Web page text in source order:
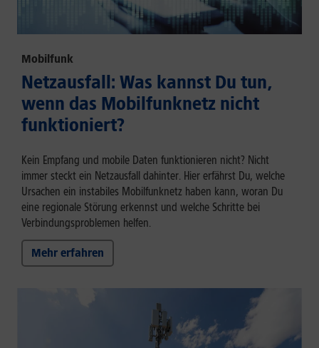
Mobilfunk
Netzausfall: Was kannst Du tun,
wenn das Mobilfunknetz nicht
funktioniert?
Kein Empfang und mobile Daten funktionieren nicht? Nicht
immer steckt ein Netzausfall dahinter. Hier erfährst Du, welche
Ursachen ein instabiles Mobilfunknetz haben kann, woran Du
eine regionale Störung erkennst und welche Schritte bei
Verbindungsproblemen helfen.
Mehr erfahren